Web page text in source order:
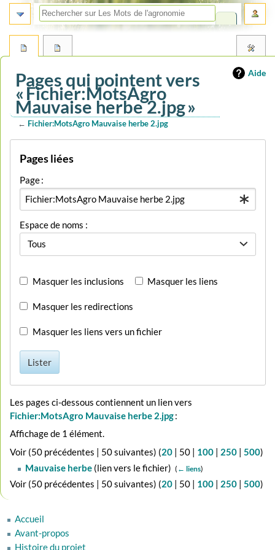
Aide
Pages qui pointent vers
« Fichier:MotsAgro
Mauvaise herbe 2.jpg »
← Fichier:MotsAgro Mauvaise herbe 2.jpg
navigation
recherche
Pages liées
Page :
Espace de noms :
Tous
Masquer les inclusions Masquer les liens
Masquer les redirections
Masquer les liens vers un fichier
Lister
Les pages ci-dessous contiennent un lien vers
Fichier:MotsAgro Mauvaise herbe 2.jpg:
Affichage de 1 élément.
Voir (50 précédentes | 50 suivantes) (20 | 50 | 100 | 250 |500)
Mauvaise herbe(lien vers le fichier) ‎ ( ← liens)
Voir (50 précédentes | 50 suivantes) (20 | 50 | 100 | 250 |500)
Accueil
Avant-propos
Histoire du projet